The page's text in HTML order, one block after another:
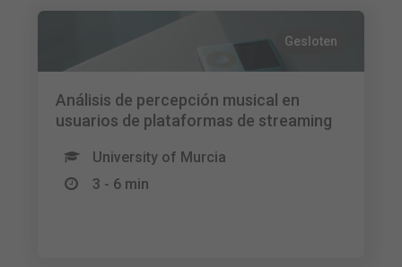
Gesloten
Análisis de percepción musical en
usuarios de plataformas de streaming
University of Murcia
3 - 6 min